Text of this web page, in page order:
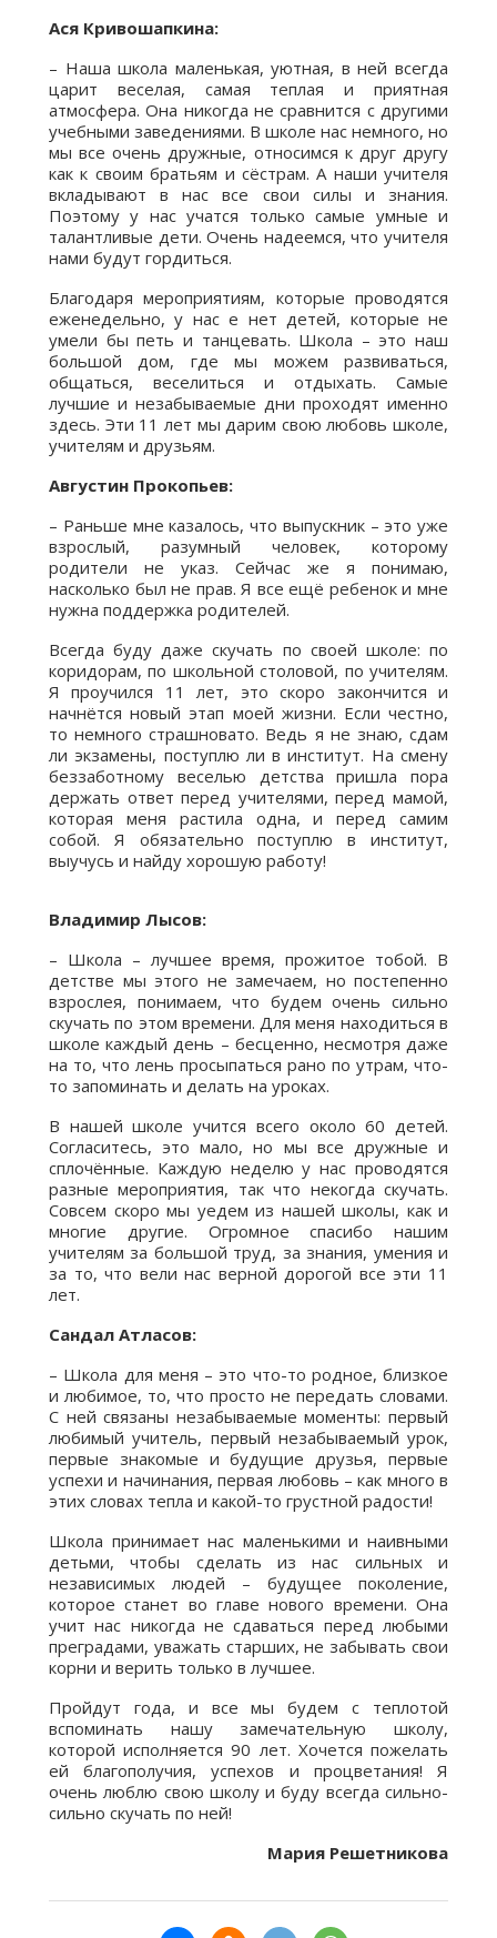
Ася Кривошапкина:
– Наша школа маленькая, уютная, в ней всегда
царит веселая, самая теплая и приятная
атмосфера. Она никогда не сравнится с другими
учебными заведениями. В школе нас немного, но
мы все очень дружные, относимся к друг другу
как к своим братьям и сёстрам. А наши учителя
вкладывают в нас все свои силы и знания.
Поэтому у нас учатся только самые умные и
талантливые дети. Очень надеемся, что учителя
нами будут гордиться.
Благодаря мероприятиям, которые проводятся
еженедельно, у нас е нет детей, которые не
умели бы петь и танцевать. Школа – это наш
большой дом, где мы можем развиваться,
общаться, веселиться и отдыхать. Самые
лучшие и незабываемые дни проходят именно
здесь. Эти 11 лет мы дарим свою любовь школе,
учителям и друзьям.
Августин Прокопьев:
– Раньше мне казалось, что выпускник – это уже
взрослый, разумный человек, которому
родители не указ. Сейчас же я понимаю,
насколько был не прав. Я все ещё ребенок и мне
нужна поддержка родителей.
Всегда буду даже скучать по своей школе: по
коридорам, по школьной столовой, по учителям.
Я проучился 11 лет, это скоро закончится и
начнётся новый этап моей жизни. Если честно,
то немного страшновато. Ведь я не знаю, сдам
ли экзамены, поступлю ли в институт. На смену
беззаботному веселью детства пришла пора
держать ответ перед учителями, перед мамой,
которая меня растила одна, и перед самим
собой. Я обязательно поступлю в институт,
выучусь и найду хорошую работу!
Владимир Лысов:
– Школа – лучшее время, прожитое тобой. В
детстве мы этого не замечаем, но постепенно
взрослея, понимаем, что будем очень сильно
скучать по этом времени. Для меня находиться в
школе каждый день – бесценно, несмотря даже
на то, что лень просыпаться рано по утрам, что-
то запоминать и делать на уроках.
В нашей школе учится всего около 60 детей.
Согласитесь, это мало, но мы все дружные и
сплочённые. Каждую неделю у нас проводятся
разные мероприятия, так что некогда скучать.
Совсем скоро мы уедем из нашей школы, как и
многие другие. Огромное спасибо нашим
учителям за большой труд, за знания, умения и
за то, что вели нас верной дорогой все эти 11
лет.
Сандал Атласов:
– Школа для меня – это что-то родное, близкое
и любимое, то, что просто не передать словами.
С ней связаны незабываемые моменты: первый
любимый учитель, первый незабываемый урок,
первые знакомые и будущие друзья, первые
успехи и начинания, первая любовь – как много в
этих словах тепла и какой-то грустной радости!
Школа принимает нас маленькими и наивными
детьми, чтобы сделать из нас сильных и
независимых людей – будущее поколение,
которое станет во главе нового времени. Она
учит нас никогда не сдаваться перед любыми
преградами, уважать старших, не забывать свои
корни и верить только в лучшее.
Пройдут года, и все мы будем с теплотой
вспоминать нашу замечательную школу,
которой исполняется 90 лет. Хочется пожелать
ей благополучия, успехов и процветания! Я
очень люблю свою школу и буду всегда сильно-
сильно скучать по ней!
Мария Решетникова